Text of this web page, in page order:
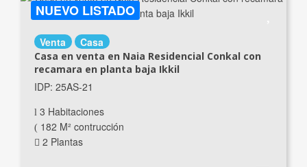
NUEVO LISTADO
Venta Casa
Casa en venta en Naia Residencial Conkal con
recamara en planta baja Ikkil
IDP: 25AS-21
3 Habitaciones
182 M² contrucción
2 Plantas